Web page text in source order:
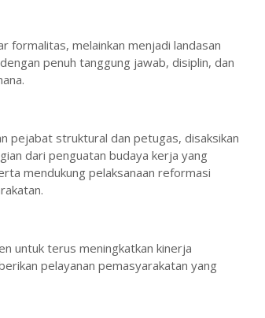
formalitas, melainkan menjadi landasan
penuh tanggung jawab, disiplin, dan
pejabat struktural dan petugas, disaksikan
dari penguatan budaya kerja yang
mendukung pelaksanaan reformasi
untuk terus meningkatkan kinerja
pelayanan pemasyarakatan yang